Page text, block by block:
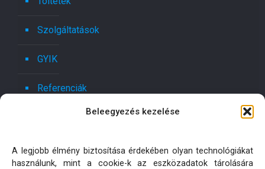
Beleegyezés kezelése
A legjobb élmény biztosítása érdekében olyan technológiákat
használunk, mint a cookie-k az eszközadatok tárolására
Szolgáltatások
GYIK
Referenciák
Ajánlatot kérek!